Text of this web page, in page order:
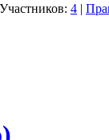
4 |